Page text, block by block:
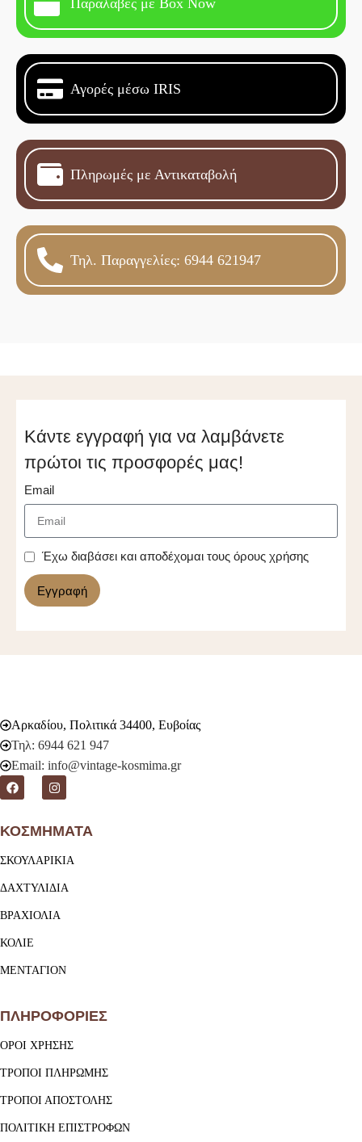
Παραλαβές με Box Now
Αγορές μέσω IRIS
Πληρωμές με Αντικαταβολή
Τηλ. Παραγγελίες: 6944 621947
Κάντε εγγραφή για να λαμβάνετε
πρώτοι τις προσφορές μας!
Email
Έχω διαβάσει και αποδέχομαι τους όρους χρήσης
Εγγραφή
Αρκαδίου, Πολιτικά 34400, Ευβοίας
Τηλ: 6944 621 947
Email: info@vintage-kosmima.gr
ΚΟΣΜΗΜΑΤΑ
ΣΚΟΥΛΑΡΙΚΙΑ
ΔΑΧΤΥΛΙΔΙΑ
ΒΡΑΧΙΟΛΙΑ
ΚΟΛΙΕ
ΜΕΝΤΑΓΙΟΝ
ΠΛΗΡΟΦΟΡΙΕΣ
ΟΡΟΙ ΧΡΗΣΗΣ
ΤΡΟΠΟΙ ΠΛΗΡΩΜΗΣ
ΤΡΟΠΟΙ ΑΠΟΣΤΟΛΗΣ
ΠΟΛΙΤΙΚΗ ΕΠΙΣΤΡΟΦΩΝ